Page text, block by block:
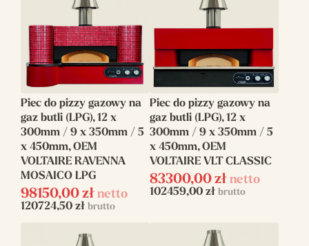
Piec do pizzy gazowy na
gaz butli (LPG), 12 x
300mm / 9 x 350mm / 5
x 450mm, OEM
VOLTAIRE RAVENNA
MOSAICO LPG
98150,00 zł netto
120724,50 zł brutto
Piec do pizzy gazowy na
gaz butli (LPG), 12 x
300mm / 9 x 350mm / 5
x 450mm, OEM
VOLTAIRE VLT CLASSIC
83300,00 zł netto
102459,00 zł brutto